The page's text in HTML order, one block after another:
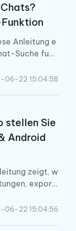
Anleitung e
Suche funk
06-22 15:04:58
stellen Sie
Android
zeigt, w
exporti
06-22 15:04:56